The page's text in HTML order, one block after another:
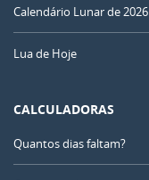
Calendário Lunar de 2026
Lua de Hoje
CALCULADORAS
Quantos dias faltam?